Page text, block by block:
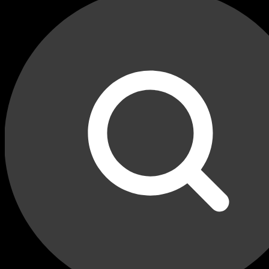
Переходные рамки для Jeep
Grand Cherokee